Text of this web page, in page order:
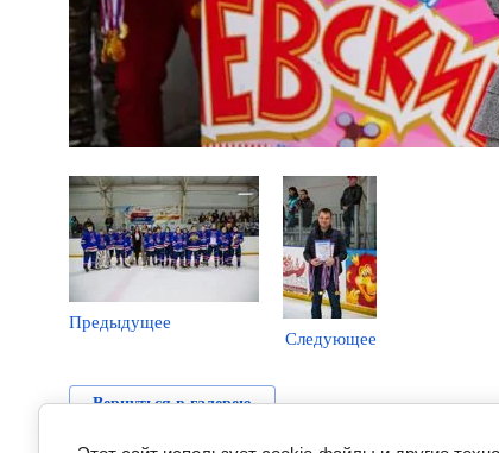
Предыдущее
Следующее
Вернуться в галерею